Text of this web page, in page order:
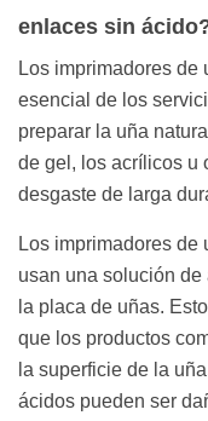
enlaces sin
Los imprimadores de
esencial de los
preparar la uña
de gel, los acrílicos u
desgaste de larga
Los imprimadores
usan una solución
la placa de uñas.
que los productos
la superficie de la
ácidos pueden ser